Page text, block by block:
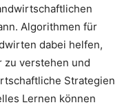
Algorithmen für
dabei helfen,
zu verstehen und
Strategien
Lernen können